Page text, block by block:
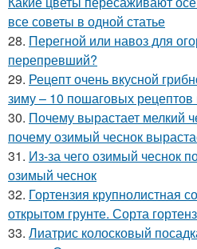
все советы в одной статье
28. Перегной или навоз для
перепревший?
29. Рецепт очень вкусной
зиму – 10 пошаговых рецептов
30. Почему вырастает мелкий
почему озимый чеснок
31. Из-за чего озимый чеснок
озимый чеснок
32. Гортензия крупнолистная
открытом грунте. Сорта
33. Лиатрис колосковый